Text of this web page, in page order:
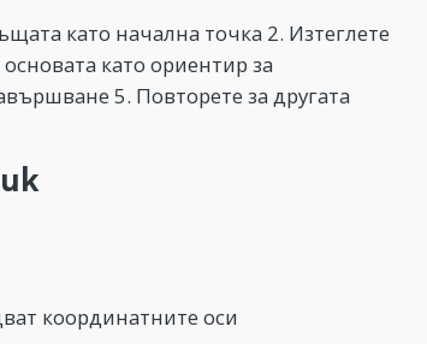
като начална точка 2. Изтеглете
като ориентир за
5. Повторете за другата
координатните оси